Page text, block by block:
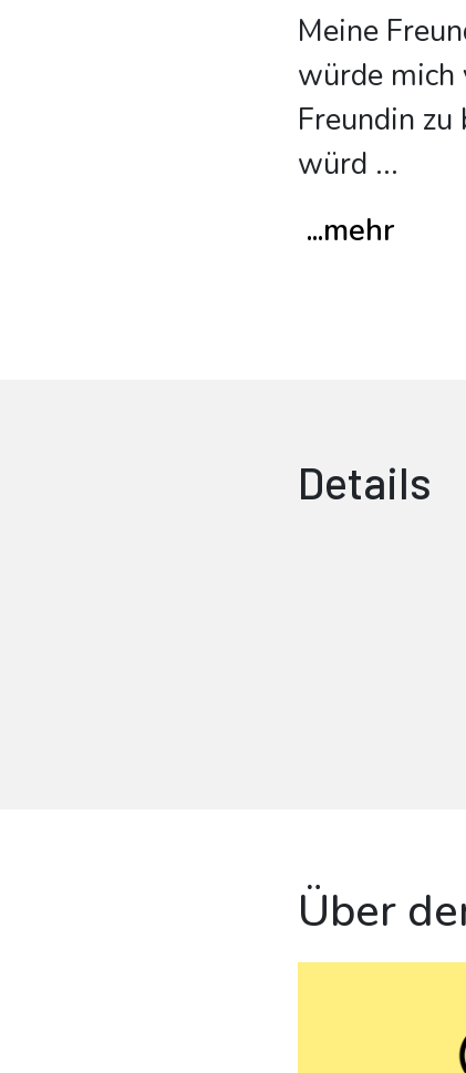
Meine
würde mich
Freundin
würd ...
...mehr
Details
Über